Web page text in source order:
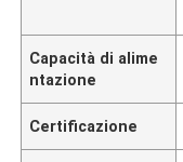
Capacità di alime
ntazione
Certificazione